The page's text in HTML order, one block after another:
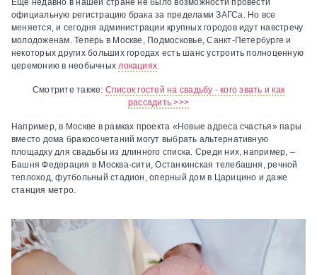
официальную регистрацию брака за пределами ЗАГСа. Но все
меняется, и сегодня администрации крупных городов идут навстречу
молодоженам. Теперь в Москве, Подмосковье, Санкт-Петербурге и
некоторых других больших городах есть шанс устроить полноценную
церемонию в необычных локациях
Смотрите также: Список гостей на свадьбу - кого звать и как
рассадить >>>
Например, в Москве в рамках проекта «Новые адреса счастья» пары
вместо дома бракосочетаний могут выбрать альтернативную
площадку для свадьбы из длинного списка. Среди них, например, –
Башня Федерация в Москва-сити, Останкинская телебашня, речной
теплоход, футбольный стадион, оперный дом в Царицино и даже
станция метро.